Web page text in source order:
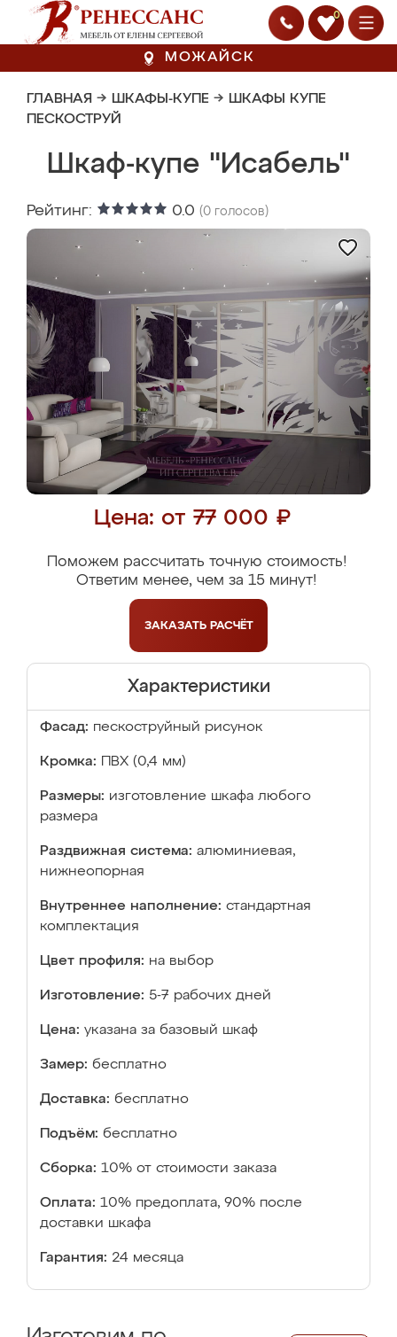
0
МОЖАЙСК
ГЛАВНАЯ → ШКАФЫ-КУПЕ → ШКАФЫ КУПЕ
ПЕСКОСТРУЙ
Шкаф-купе "Исабель"
Рейтинг: 0.0 (0 голосов)
Цена: от 77 000 ₽
Поможем рассчитать точную стоимость!
Ответим менее, чем за 15 минут!
ЗАКАЗАТЬ РАСЧЁТ
Характеристики
Фасад: пескоструйный рисунок
Кромка: ПВХ (0,4 мм)
Размеры: изготовление шкафа любого
размера
Раздвижная система: алюминиевая,
нижнеопорная
Внутреннее наполнение: стандартная
комплектация
Цвет профиля: на выбор
Изготовление: 5-7 рабочих дней
Цена: указана за базовый шкаф
Замер: бесплатно
Доставка: бесплатно
Подъём: бесплатно
Сборка: 10% от стоимости заказа
Оплата: 10% предоплата, 90% после
доставки шкафа
Гарантия: 24 месяца